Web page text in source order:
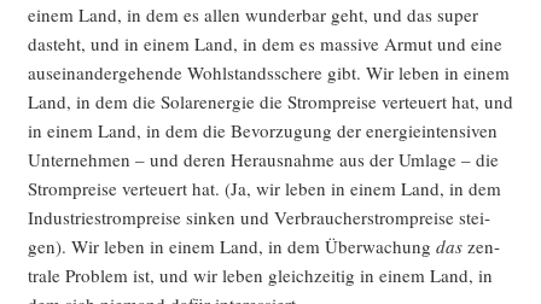
einem Land, in dem es allen wun­der­bar geht, und das super
dasteht, und in einem Land, in dem es mas­si­ve Armut und eine
aus­ein­an­der­ge­hen­de Wohl­stands­sche­re gibt. Wir leben in einem
Land, in dem die Solar­ener­gie die Strom­prei­se ver­teu­ert hat, und
in einem Land, in dem die Bevor­zu­gung der ener­gie­in­ten­si­ven
Unter­neh­men – und deren Her­aus­nah­me aus der Umla­ge – die
Strom­prei­se ver­teu­ert hat. (Ja, wir leben in einem Land, in dem
Indus­trie­strom­prei­se sin­ken und Ver­brau­cher­strom­prei­se stei­
gen). Wir leben in einem Land, in dem Über­wa­chung daszen­
tra­le Pro­blem ist, und wir leben gleich­zei­tig in einem Land, in